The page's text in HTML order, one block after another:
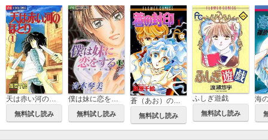
天は赤い河のほとり
無料試し読み 無料試し読み 無料試し読み
ふしぎ遊戯
無料試し読み
海